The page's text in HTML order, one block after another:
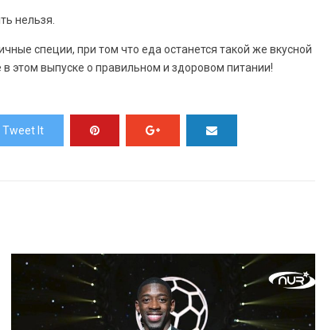
нельзя.
специи, при том что еда останется такой же вкусной
этом выпуске о правильном и здоровом питании!
Tweet It